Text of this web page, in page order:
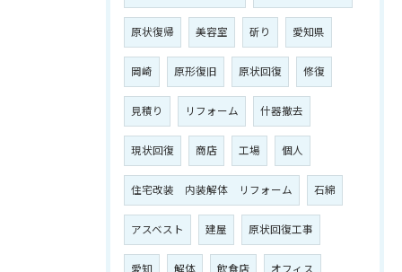
原状復帰 美容室 斫り 愛知県
岡崎 原形復旧 原状回復 修復
見積り リフォーム 什器撤去
現状回復 商店 工場 個人
住宅改装 内装解体 リフォーム 石綿
アスベスト 建屋 原状回復工事
愛知 解体 飲食店 オフィス